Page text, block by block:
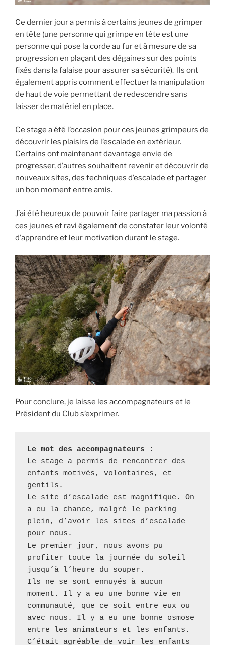
Ce dernier jour a permis à certains jeunes de grimper
en tête (une personne qui grimpe en tête est une
personne qui pose la corde au fur et à mesure de sa
progression en plaçant des dégaines sur des points
fixés dans la falaise pour assurer sa sécurité). Ils ont
également appris comment effectuer la manipulation
de haut de voie permettant de redescendre sans
laisser de matériel en place.
Ce stage a été l’occasion pour ces jeunes grimpeurs de
découvrir les plaisirs de l’escalade en extérieur.
Certains ont maintenant davantage envie de
progresser, d’autres souhaitent revenir et découvrir de
nouveaux sites, des techniques d’escalade et partager
un bon moment entre amis.
J’ai été heureux de pouvoir faire partager ma passion à
ces jeunes et ravi également de constater leur volonté
d’apprendre et leur motivation durant le stage.
Pour conclure, je laisse les accompagnateurs et le
Président du Club s’exprimer.
Le mot des accompagnateurs :
Le stage a permis de rencontrer des
enfants motivés, volontaires, et
gentils.
Le site d’escalade est magnifique. On
a eu la chance, malgré le parking
plein, d’avoir les sites d’escalade
pour nous.
Le premier jour, nous avons pu
profiter toute la journée du soleil
jusqu’à l’heure du souper.
Ils ne se sont ennuyés à aucun
moment. Il y a eu une bonne vie en
communauté, que ce soit entre eux ou
avec nous. Il y a eu une bonne osmose
entre les animateurs et les enfants.
C’était agréable de voir les enfants